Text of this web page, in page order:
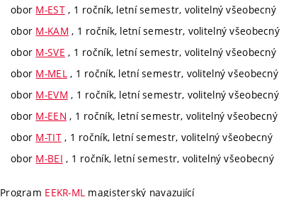
obor M-EST, 1 ročník, letní semestr, volitelný všeobecný
obor M-KAM , 1 ročník, letní semestr, volitelný všeobecný
obor M-SVE , 1 ročník, letní semestr, volitelný všeobecný
obor M-MEL, 1 ročník, letní semestr, volitelný všeobecný
obor M-EVM , 1 ročník, letní semestr, volitelný všeobecný
obor M-EEN , 1 ročník, letní semestr, volitelný všeobecný
obor M-TIT, 1 ročník, letní semestr, volitelný všeobecný
obor M-BEI , 1 ročník, letní semestr, volitelný všeobecný
Program EEKR-ML magisterský navazující